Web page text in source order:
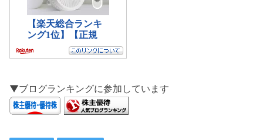
▼ブログランキングに参加しています